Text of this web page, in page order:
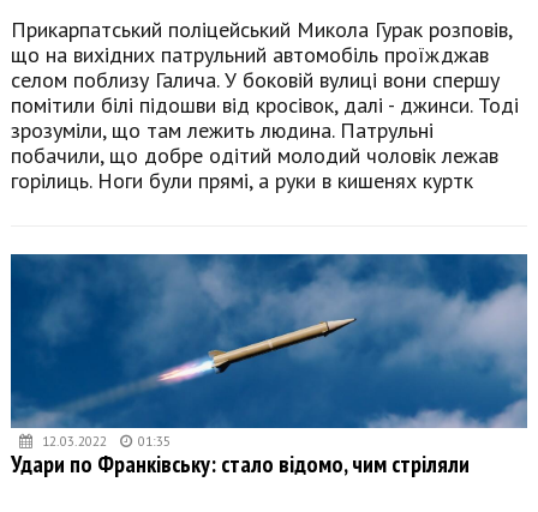
Прикарпатський поліцейський Микола Гурак розповів,
що на вихідних патрульний автомобіль проїжджав
селом поблизу Галича. У боковій вулиці вони спершу
помітили білі підошви від кросівок, далі - джинси. Тоді
зрозуміли, що там лежить людина. Патрульні
побачили, що добре одітий молодий чоловік лежав
горілиць. Ноги були прямі, а руки в кишенях куртк
12.03.2022 01:35
Удари по Франківську: стало відомо, чим стріляли